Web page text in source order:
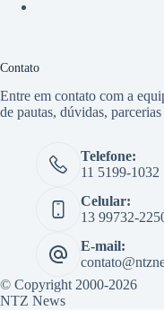
Contato
Entre em contato com a
de pautas, dúvidas,
Telefone:
11 5199-1032
Celular:
13 99732-
E-mail:
© Copyright 2000-2026
NTZ News